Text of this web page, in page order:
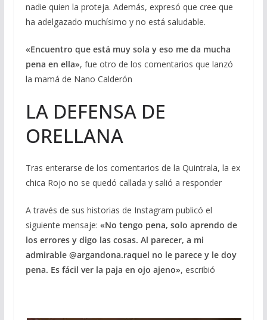
nadie quien la proteja. Además, expresó que cree que
ha adelgazado muchísimo y no está saludable.
«Encuentro que está muy sola y eso me da mucha
pena en ella», fue otro de los comentarios que lanzó
la mamá de Nano Calderón
LA DEFENSA DE
ORELLANA
Tras enterarse de los comentarios de la Quintrala, la ex
chica Rojo no se quedó callada y salió a responder
A través de sus historias de Instagram publicó el
siguiente mensaje: «No tengo pena, solo aprendo de
los errores y digo las cosas. Al parecer, a mi
admirable @argandona.raquel no le parece y le doy
pena. Es fácil ver la paja en ojo ajeno», escribió